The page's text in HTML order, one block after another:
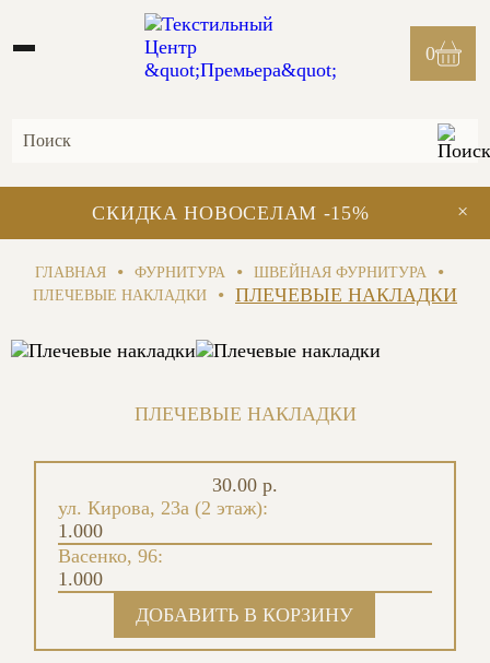
0
×
СКИДКА НОВОСЕЛАМ -15%
ГЛАВНАЯ • ФУРНИТУРА • ШВЕЙНАЯ ФУРНИТУРА •
ПЛЕЧЕВЫЕ НАКЛАДКИ • ПЛЕЧЕВЫЕ НАКЛАДКИ
ПЛЕЧЕВЫЕ НАКЛАДКИ
Васенко, 96:
1.000
ул. Кирова, 23а (2 этаж):
1.000
30.00 р.